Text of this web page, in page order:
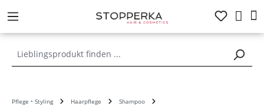
springen
Pflege • Styling Haarpflege
Shampoo